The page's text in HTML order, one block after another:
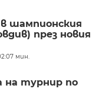
шампионския
през новия
мин.
на турнир по